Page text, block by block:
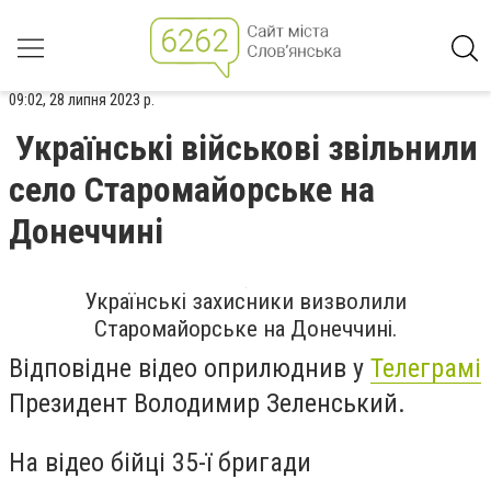
09:02, 28 липня 2023 р.
Українські військові звільнили
село Старомайорське на
Донеччині
Українські захисники визволили
Старомайорське на Донеччині.
Відповідне відео оприлюднив у Телеграмі
Президент Володимир Зеленський.
На відео бійці 35-ї бригади